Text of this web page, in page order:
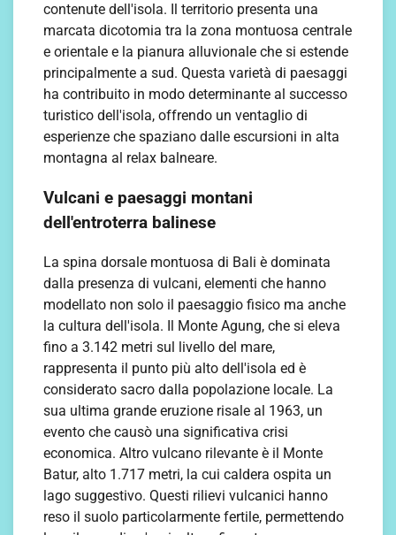
contenute dell'isola. Il territorio presenta una
marcata dicotomia tra la zona montuosa centrale
e orientale e la pianura alluvionale che si estende
principalmente a sud. Questa varietà di paesaggi
ha contribuito in modo determinante al successo
turistico dell'isola, offrendo un ventaglio di
esperienze che spaziano dalle escursioni in alta
montagna al relax balneare.
Vulcani e paesaggi montani
dell'entroterra balinese
La spina dorsale montuosa di Bali è dominata
dalla presenza di vulcani, elementi che hanno
modellato non solo il paesaggio fisico ma anche
la cultura dell'isola. Il Monte Agung, che si eleva
fino a 3.142 metri sul livello del mare,
rappresenta il punto più alto dell'isola ed è
considerato sacro dalla popolazione locale. La
sua ultima grande eruzione risale al 1963, un
evento che causò una significativa crisi
economica. Altro vulcano rilevante è il Monte
Batur, alto 1.717 metri, la cui caldera ospita un
lago suggestivo. Questi rilievi vulcanici hanno
reso il suolo particolarmente fertile, permettendo